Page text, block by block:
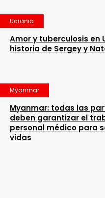
Ucrania
Amor y tuberculosis en
historia de Sergey y
Myanmar
Myanmar: todas las
deben garantizar el
personal médico para
vidas